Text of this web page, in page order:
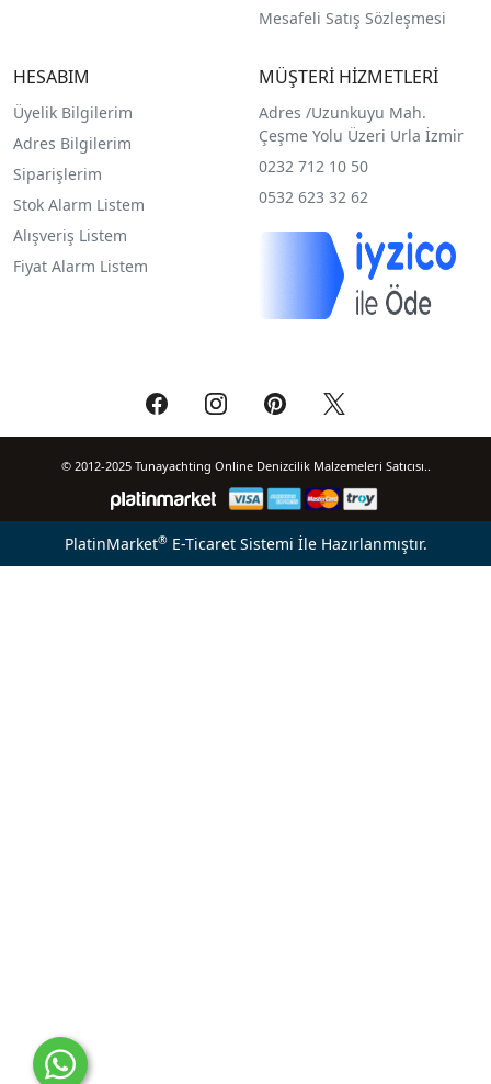
Mesafeli Satış Sözleşmesi
HESABIM
Üyelik Bilgilerim
Adres Bilgilerim
Siparişlerim
Stok Alarm Listem
Alışveriş Listem
Fiyat Alarm Listem
MÜŞTERİ HİZMETLERİ
Adres /Uzunkuyu Mah.
Çeşme Yolu Üzeri Urla İzmir
0232 712 10 50
0532 623 32 62
© 2012-2025 Tunayachting Online Denizcilik Malzemeleri Satıcısı..
PlatinMarket®E-Ticaret Sistemi İle Hazırlanmıştır.